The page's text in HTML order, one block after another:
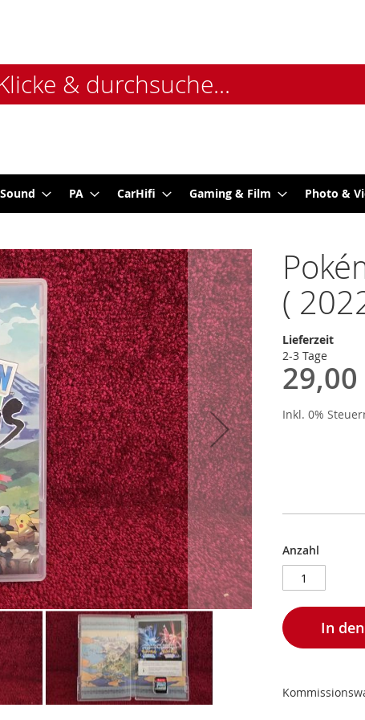
PA CarHifi Gaming & Film Photo &
(
Lieferzeit
2-3 Tage
29,00
Inkl. 0%
Anzahl
In